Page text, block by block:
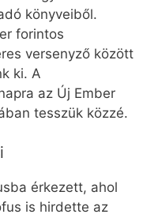
könyveiből.
forintos
versenyző között
ki. A
az Új Ember
tesszük közzé.
érkezett, ahol
is hirdette az